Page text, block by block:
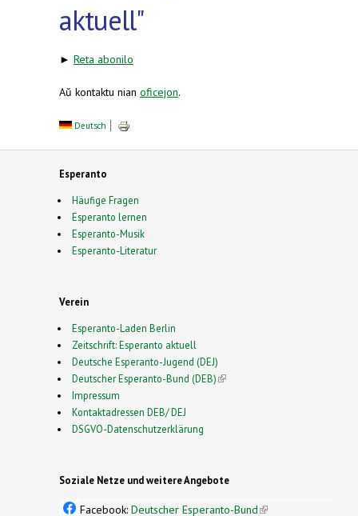
aktuell"
► Reta abonilo
Aŭ kontaktu nian oficejon.
Deutsch
Esperanto
Häufige Fragen
Esperanto lernen
Esperanto-Musik
Esperanto-Literatur
Verein
Esperanto-Laden Berlin
Zeitschrift: Esperanto aktuell
Deutsche Esperanto-Jugend (DEJ)
Deutscher Esperanto-Bund (DEB)(link is external)
Impressum
Kontaktadressen DEB/ DEJ
DSGVO-Datenschutzerklärung
Soziale Netze und weitere Angebote
Facebook: Deutscher Esperanto-Bund(link is